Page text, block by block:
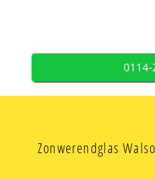
Zonwerendglas